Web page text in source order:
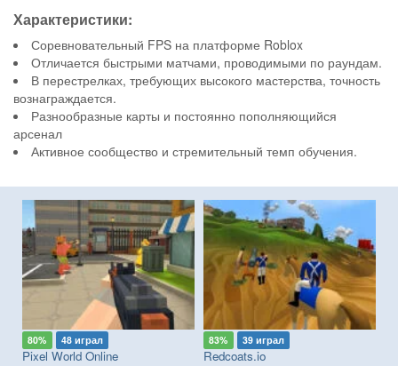
Характеристики:
Соревновательный FPS на платформе Roblox
Отличается быстрыми матчами, проводимыми по раундам.
В перестрелках, требующих высокого мастерства, точность
вознаграждается.
Разнообразные карты и постоянно пополняющийся
арсенал
Активное сообщество и стремительный темп обучения.
80% 48 играл
Pixel World Online
83% 39 играл
Redcoats.io